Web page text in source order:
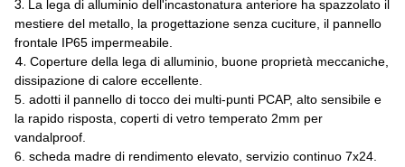
3.
La lega di alluminio dell'incastonatura anteriore ha spazzolato il
mestiere del metallo, la progettazione senza cuciture, il pannello
frontale IP65 impermeabile.
4. Coperture della lega di alluminio, buone proprietà meccaniche,
dissipazione di calore eccellente.
5. adotti il pannello di tocco dei multi-punti PCAP, alto sensibile e
la rapido risposta, coperti di vetro temperato 2mm per
vandalproof.
6. scheda madre di rendimento elevato, servizio continuo 7x24.